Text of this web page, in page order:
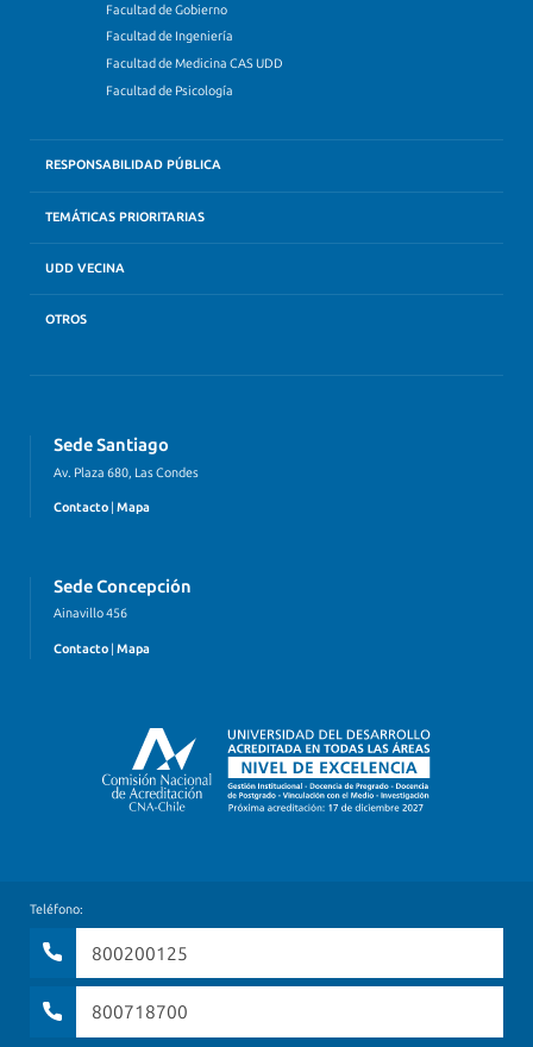
Facultad de Gobierno
Facultad de Ingeniería
Facultad de Medicina CAS UDD
Facultad de Psicología
RESPONSABILIDAD PÚBLICA
TEMÁTICAS PRIORITARIAS
UDD VECINA
OTROS
Sede Santiago
Av. Plaza 680, Las Condes
Contacto | Mapa
Sede Concepción
Ainavillo 456
Contacto | Mapa
Teléfono:
800200125
800718700